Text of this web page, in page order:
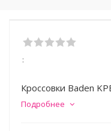
:
Кроссовки Baden
Подробнее